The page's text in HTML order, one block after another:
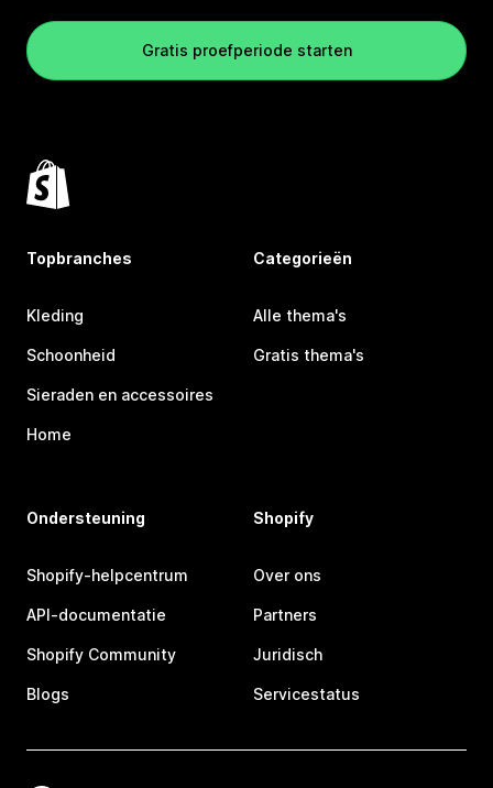
Gratis proefperiode starten
Topbranches
Kleding
Schoonheid
Sieraden en accessoires
Home
Categorieën
Alle thema's
Gratis thema's
Ondersteuning
Shopify-helpcentrum
API-documentatie
Shopify Community
Blogs
Shopify
Over ons
Partners
Juridisch
Servicestatus